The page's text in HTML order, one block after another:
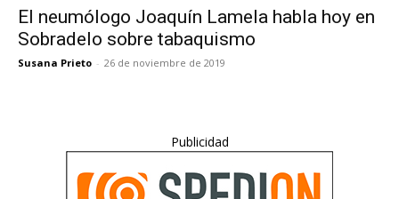
El neumólogo Joaquín Lamela habla hoy en
Sobradelo sobre tabaquismo
Susana Prieto - 26 de noviembre de 2019
Publicidad